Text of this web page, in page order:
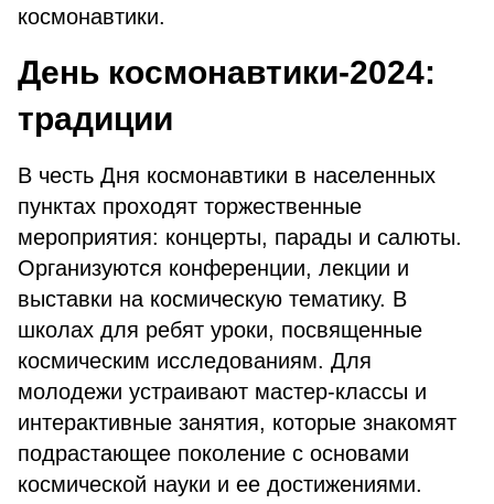
космонавтики.
День космонавтики-2024:
традиции
В честь Дня космонавтики в населенных
пунктах проходят торжественные
мероприятия: концерты, парады и салюты.
Организуются конференции, лекции и
выставки на космическую тематику. В
школах для ребят уроки, посвященные
космическим исследованиям. Для
молодежи устраивают мастер-классы и
интерактивные занятия, которые знакомят
подрастающее поколение с основами
космической науки и ее достижениями.